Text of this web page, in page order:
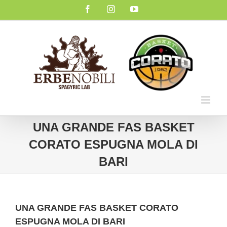
FacebookInstagramYouTube
UNA GRANDE FAS BASKET
CORATO ESPUGNA MOLA DI
BARI
UNA GRANDE FAS BASKET CORATO
ESPUGNA MOLA DI BARI